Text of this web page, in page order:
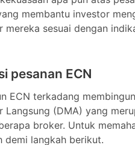
pesanan ECN
ECN terkadang
memahami cara kerja
berbagai pasangan
secara langsung;
EUR/USD ditempatkan